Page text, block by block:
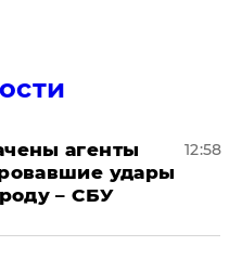
агенты
удары
– СБУ
12:58